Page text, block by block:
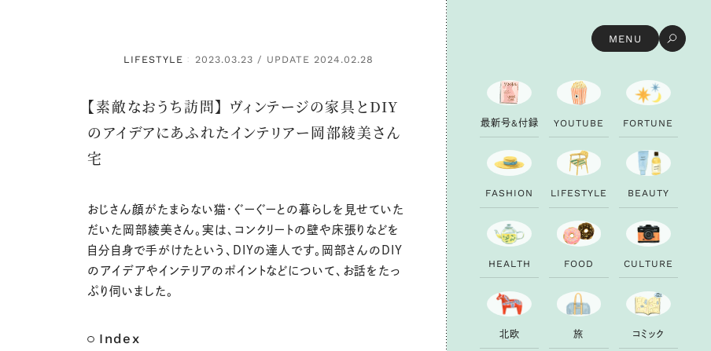
MENU
LIFESTYLE
： 2023.03.23 / UPDATE 2024.02.28
【素敵なおうち訪問】 ヴィンテージの家具とDIY
のアイデアにあふれたインテリアー岡部綾美さん
宅
おじさん顔がたまらない猫・ぐーぐーとの暮らしを見せていた
だいた岡部綾美さん。実は、コンクリートの壁や床張りなどを
自分自身で手がけたという、DIYの達人です。岡部さんのDIY
のアイデアやインテリアのポイントなどについて、お話をたっ
ぷり伺いました。
Index
最新号&付録 YOUTU B E FORTU N E
FAS H ION LI FESTYLE B EAUTY
H EALTH FOOD CU LTU RE
北欧 旅 コ ミ ック